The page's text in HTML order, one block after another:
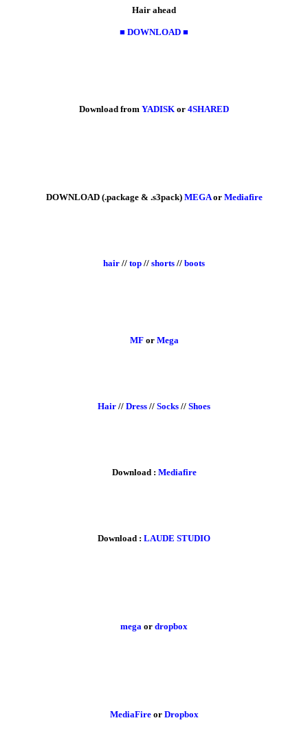
Hair ahead
■ DOWNLOAD ■
Download from YADISK or 4SHARED
DOWNLOAD (.package & .s3pack) MEGAor Mediafire
hair // top // shorts // boots
MFor Mega
Hair // Dress // Socks // Shoes
Download : Mediafire
Download : LAUDE STUDIO
mega or dropbox
MediaFireor Dropbox